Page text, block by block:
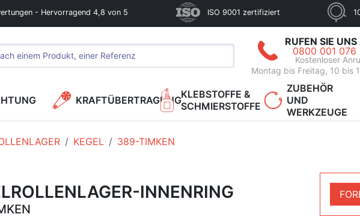
- Hervorragend 4,8 von 5 ISO 9001 zertifiziert
RUFEN SIE UNS
0800 001 076
Kostenloser
Montag bis Freitag, 10 bis
KRAFTÜBERTRAGUNGKLEBSTOFFE &
SCHMIERSTOFFE
ZUBEHÖR
UND
WERKZEUGE
KEGEL 389-TIMKEN
INNENRING